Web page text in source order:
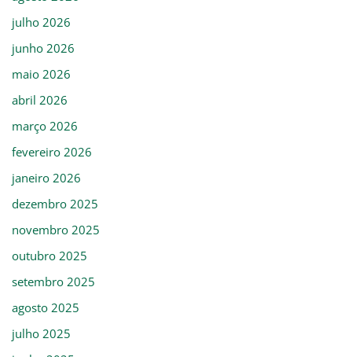
julho 2026
junho 2026
maio 2026
abril 2026
março 2026
fevereiro 2026
janeiro 2026
dezembro 2025
novembro 2025
outubro 2025
setembro 2025
agosto 2025
julho 2025